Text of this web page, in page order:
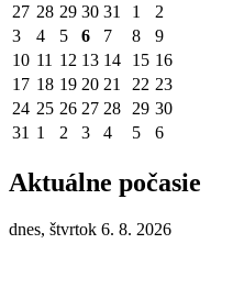
27 28 29 30 31 1
2
3
4 5 6 7 8
9
10 11 12 13 14 15 16
17 18 19 20 21 22 23
24 25 26 27 28 29 30
31 1 2 3 4 5 6
Aktuálne počasie
dnes, štvrtok 6. 8. 2026